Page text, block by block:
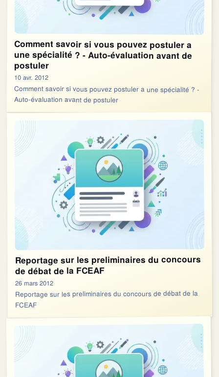
Comment savoir si vous pouvez postuler a
une spécialité ? - Auto-évaluation avant de
postuler
10 avr. 2012
Comment savoir si vous pouvez postuler a une spécialité ? -
Auto-évaluation avant de postuler
Reportage sur les preliminaires du concours
de débat de la FCEAF
26 mars 2012
Reportage sur les preliminaires du concours de débat de la
FCEAF